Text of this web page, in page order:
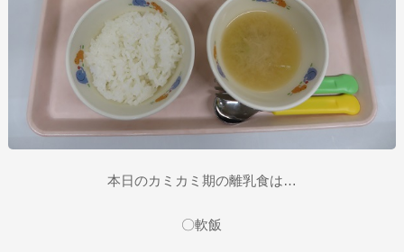
本日のカミカミ期の離乳食は…
〇軟飯